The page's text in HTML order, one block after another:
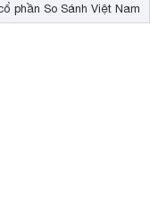
phần So Sánh Việt Nam